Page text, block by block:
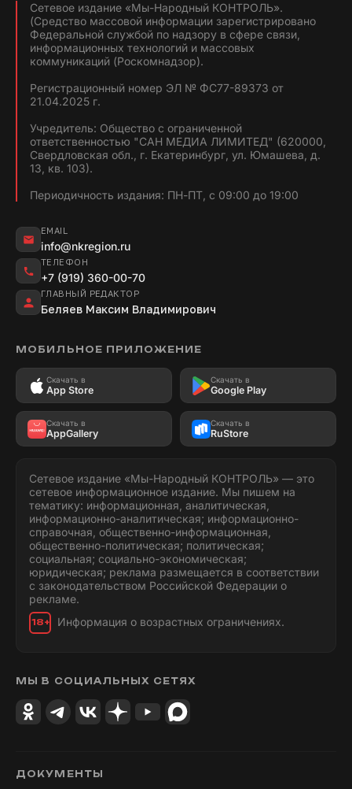
Сетевое издание «Мы-Народный КОНТРОЛЬ».
(Средство массовой информации зарегистрировано
Федеральной службой по надзору в сфере связи,
информационных технологий и массовых
коммуникаций (Роскомнадзор).
Регистрационный номер ЭЛ № ФС77-89373 от
21.04.2025 г.
Учредитель: Общество с ограниченной
ответственностью "САН МЕДИА ЛИМИТЕД" (620000,
Свердловская обл., г. Екатеринбург, ул. Юмашева, д.
13, кв. 103).
Периодичность издания: ПН-ПТ, с 09:00 до 19:00
EMAIL
info@nkregion.ru
ТЕЛЕФОН
+7 (919) 360-00-70
ГЛАВНЫЙ РЕДАКТОР
Беляев Максим Владимирович
МОБИЛЬНОЕ ПРИЛОЖЕНИЕ
Скачать в
App Store
Скачать в
Google Play
Скачать в
AppGallery
Скачать в
RuStore
Сетевое издание «Мы-Народный КОНТРОЛЬ» — это
сетевое информационное издание. Мы пишем на
тематику: информационная, аналитическая,
информационно-аналитическая; информационно-
справочная, общественно-информационная,
общественно-политическая; политическая;
социальная; социально-экономическая;
юридическая; реклама размещается в соответствии
с законодательством Российской Федерации о
рекламе.
18+ Информация о возрастных ограничениях.
МЫ В СОЦИАЛЬНЫХ СЕТЯХ
ДОКУМЕНТЫ